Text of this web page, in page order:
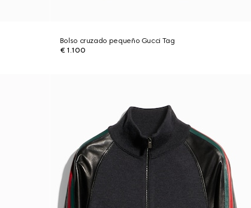
Bolso cruzado pequeño Gucci Tag
€ 1.100